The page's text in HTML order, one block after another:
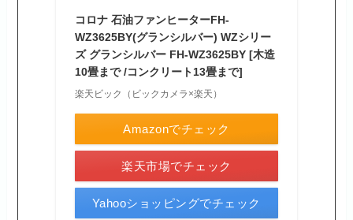
コロナ 石油ファンヒーターFH-
WZ3625BY(グランシルバー) WZシリー
ズ グランシルバー FH-WZ3625BY [木造
10畳まで /コンクリート13畳まで]
楽天ビック（ビックカメラ×楽天）
Amazonでチェック
楽天市場でチェック
Yahooショッピングでチェック